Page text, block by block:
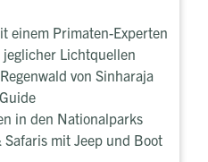
einem Primaten-Experten
Lichtquellen
von Sinharaja
in den Nationalparks
mit Jeep und Boot